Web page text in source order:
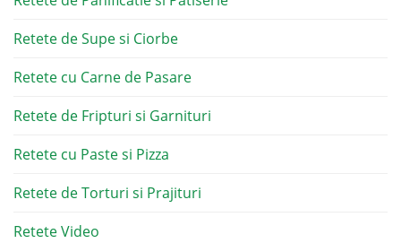
Retete de Supe si Ciorbe
Retete cu Carne de Pasare
Retete de Fripturi si Garnituri
Retete cu Paste si Pizza
Retete de Torturi si Prajituri
Retete Video